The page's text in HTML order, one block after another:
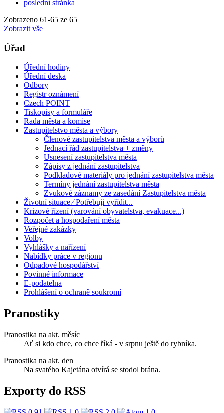
poslední stránka
Zobrazeno 61-65 ze 65
Zobrazit vše
Úřad
Úřední hodiny
Úřední deska
Odbory
Registr oznámení
Czech POINT
Tiskopisy a formuláře
Rada města a komise
Zastupitelstvo města a výbory
Členové zastupitelstva města a výborů
Jednací řád zastupitelstva + změny
Usnesení zastupitelstva města
Zápisy z jednání zastupitelstva
Podkladové materiály pro jednání zastupitelstva města
Termíny jednání zastupitelstva města
Zvukové záznamy ze zasedání Zastupitelstva města
Životní situace ⁄ Potřebuji vyřídit...
Krizové řízení (varování obyvatelstva, evakuace...)
Rozpočet a hospodaření města
Veřejné zakázky
Volby
Vyhlášky a nařízení
Nabídky práce v regionu
Odpadové hospodářství
Povinné informace
E-podatelna
Prohlášení o ochraně soukromí
Pranostiky
Pranostika na akt. měsíc
Ať si kdo chce, co chce říká - v srpnu ještě do rybníka.
Pranostika na akt. den
Na svatého Kajetána otvírá se stodol brána.
Exporty do RSS